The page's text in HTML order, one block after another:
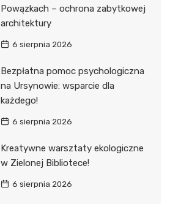
Powązkach – ochrona zabytkowej
architektury
6 sierpnia 2026
Bezpłatna pomoc psychologiczna
na Ursynowie: wsparcie dla
każdego!
6 sierpnia 2026
Kreatywne warsztaty ekologiczne
w Zielonej Bibliotece!
6 sierpnia 2026